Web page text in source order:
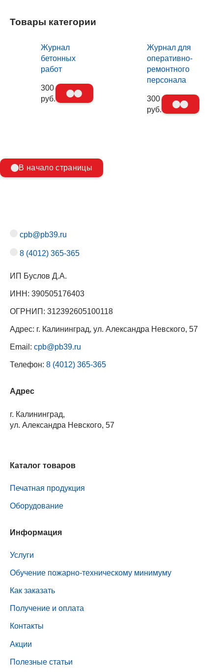
Товары категории
Журнал
бетонных
работ
300
руб.
Журнал для
оперативно-
ремонтного
персонала
300
руб.
В начало страницы
cpb@pb39.ru
8 (4012) 365-365
ИП Буслов Д.А.
ИНН: 390505176403
ОГРНИП: 312392605100118
Адрес: г. Калининград, ул. Александра Невского, 57
Email: cpb@pb39.ru
Телефон: 8 (4012) 365-365
Адрес
г. Калининград,
ул. Александра Невского, 57
Каталог товаров
Печатная продукция
Оборудование
Информация
Услуги
Обучение пожарно-техническому минимуму
Как заказать
Получение и оплата
Контакты
Акции
Полезные статьи